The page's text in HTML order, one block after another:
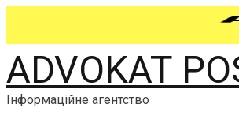
ADVOKAT
Інформаційне агентство